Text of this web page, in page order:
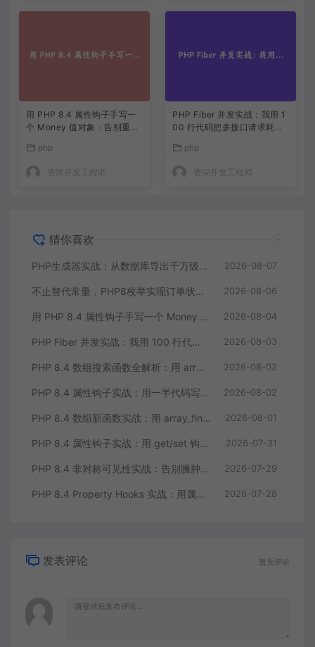
用 PHP 8.4 属性钩子手写一
个 Money 值对象：告别重复
php
资深开发工程师
PHP Fiber 并发实战：我用 1
00 行代码把多接口请求耗时
php
资深开发工程师
猜你喜欢
PHP生成器实战：从数据库导出千万级CSV内存零压力 2026-08-07
不止替代常量，PHP8枚举实现订单状态机，让代码自己说话 2026-08-06
用 PHP 8.4 属性钩子手写一个 Money 值对象：告别重复的 getter/setter 2026-08-04
PHP Fiber 并发实战：我用 100 行代码把多接口请求耗时缩到三分之一 2026-08-03
PHP 8.4 数组搜索函数全解析：用 array_find 终结你的十行 foreach 2026-08-02
PHP 8.4 属性钩子实战：用一半代码写出更健壮的模型类 2026-08-02
PHP 8.4 数组新函数实战：用 array_find 和 array_any 重构集合查询逻辑 2026-08-01
PHP 8.4 属性钩子实战：用 get/set 钩子告别无意义的样板代码 2026-07-31
PHP 8.4 非对称可见性实战：告别臃肿的 getter/setter 控制读写分离 2026-07-29
PHP 8.4 Property Hooks 实战：用属性钩子替代臃肿的 getter/setter 2026-07-28
发表评论 暂无评论